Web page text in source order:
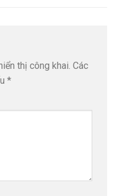
thị công khai. Các
*